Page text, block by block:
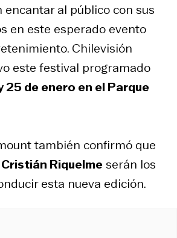
al público con sus
en este esperado evento
Chilevisión
este festival programado
25 de enero en el Parque
también confirmó que
Riquelmeserán los
esta nueva edición.